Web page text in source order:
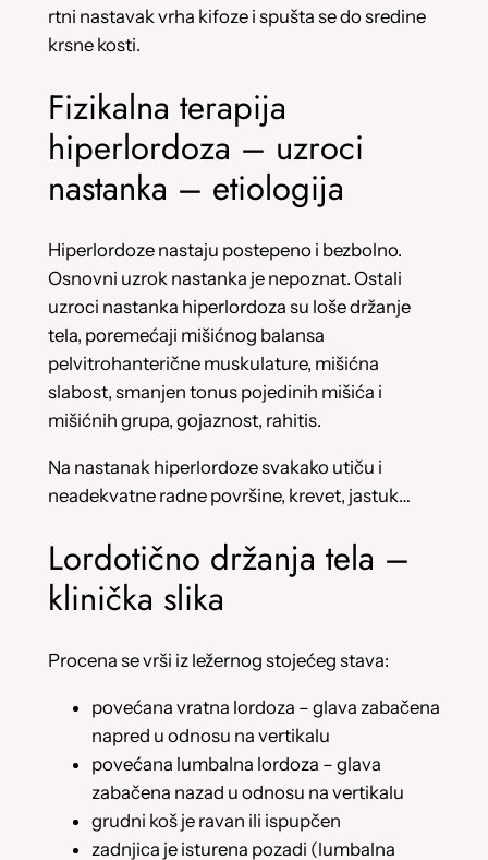
rtni nastavak vrha kifoze i spušta se do sredine
krsne kosti.
Fizikalna terapija
hiperlordoza – uzroci
nastanka – etiologija
Hiperlordoze nastaju postepeno i bezbolno.
Osnovni uzrok nastanka je nepoznat. Ostali
uzroci nastanka hiperlordoza su loše držanje
tela, poremećaji mišićnog balansa
pelvitrohanterične muskulature, mišićna
slabost, smanjen tonus pojedinih mišića i
mišićnih grupa, gojaznost, rahitis.
Na nastanak hiperlordoze svakako utiču i
neadekvatne radne površine, krevet, jastuk…
Lordotično držanja tela –
klinička slika
Procena se vrši iz ležernog stojećeg stava:
povećana vratna lordoza – glava zabačena
napred u odnosu na vertikalu
povećana lumbalna lordoza – glava
zabačena nazad u odnosu na vertikalu
grudni koš je ravan ili ispupčen
zadnjica je isturena pozadi (lumbalna